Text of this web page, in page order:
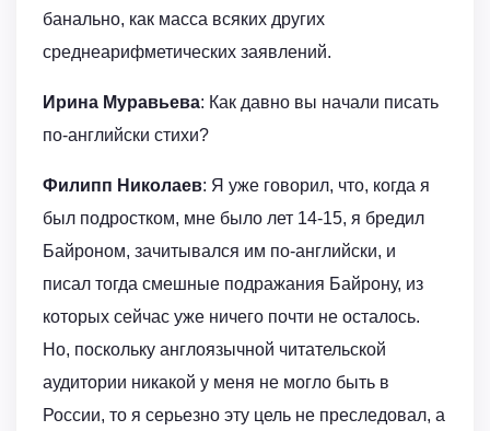
банально, как масса всяких других
среднеарифметических заявлений.
Ирина Муравьева: Как давно вы начали писать
по-английски стихи?
Филипп Николаев: Я уже говорил, что, когда я
был подростком, мне было лет 14-15, я бредил
Байроном, зачитывался им по-английски, и
писал тогда смешные подражания Байрону, из
которых сейчас уже ничего почти не осталось.
Но, поскольку англоязычной читательской
аудитории никакой у меня не могло быть в
России, то я серьезно эту цель не преследовал, а